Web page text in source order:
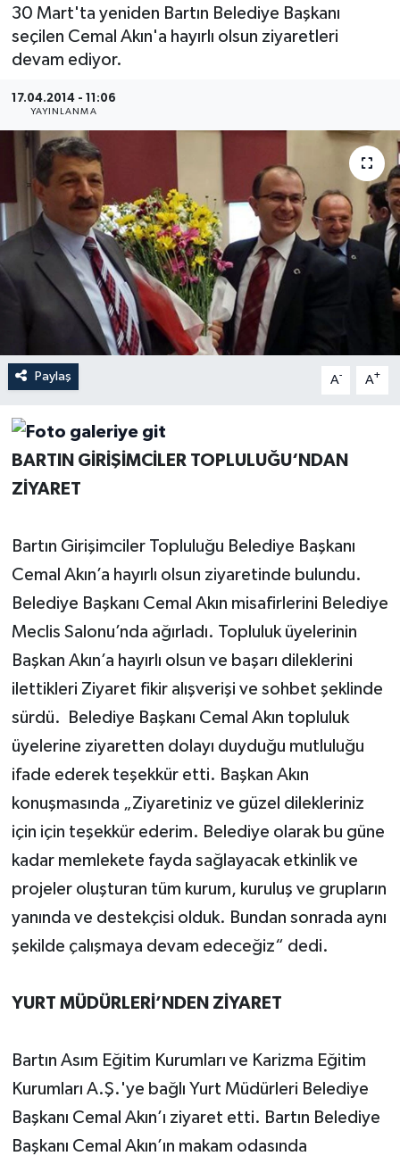
30 Mart'ta yeniden Bartın Belediye Başkanı
seçilen Cemal Akın'a hayırlı olsun ziyaretleri
devam ediyor.
17.04.2014 - 11:06
YAYINLANMA
Paylaş A- A+
BARTIN GİRİŞİMCİLER TOPLULUĞU‘NDAN
ZİYARET
Bartın Girişimciler Topluluğu Belediye Başkanı
Cemal Akın’a hayırlı olsun ziyaretinde bulundu.
Belediye Başkanı Cemal Akın misafirlerini Belediye
Meclis Salonu’nda ağırladı. Topluluk üyelerinin
Başkan Akın’a hayırlı olsun ve başarı dileklerini
ilettikleri Ziyaret fikir alışverişi ve sohbet şeklinde
sürdü. Belediye Başkanı Cemal Akın topluluk
üyelerine ziyaretten dolayı duyduğu mutluluğu
ifade ederek teşekkür etti. Başkan Akın
konuşmasında „Ziyaretiniz ve güzel dilekleriniz
için için teşekkür ederim. Belediye olarak bu güne
kadar memlekete fayda sağlayacak etkinlik ve
projeler oluşturan tüm kurum, kuruluş ve grupların
yanında ve destekçisi olduk. Bundan sonrada aynı
şekilde çalışmaya devam edeceğiz“ dedi.
YURT MÜDÜRLERİ’NDEN ZİYARET
Bartın Asım Eğitim Kurumları ve Karizma Eğitim
Kurumları A.Ş.'ye bağlı Yurt Müdürleri Belediye
Başkanı Cemal Akın’ı ziyaret etti. Bartın Belediye
Başkanı Cemal Akın’ın makam odasında
Medya
Sivil Toplum
Siyaset
Spor
Tarım
Yerel Yönetimler
DÜNYA